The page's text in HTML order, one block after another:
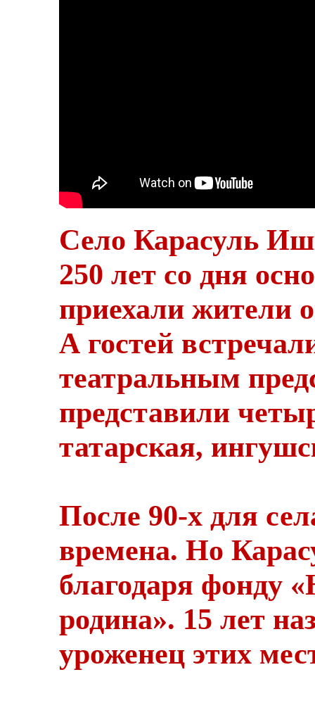
Село Карасуль
250 лет со дня
приехали жители
А гостей
театральным
представили
татарская,
После 90-х для
времена. Но
благодаря фонду
родина». 15 лет
уроженец этих